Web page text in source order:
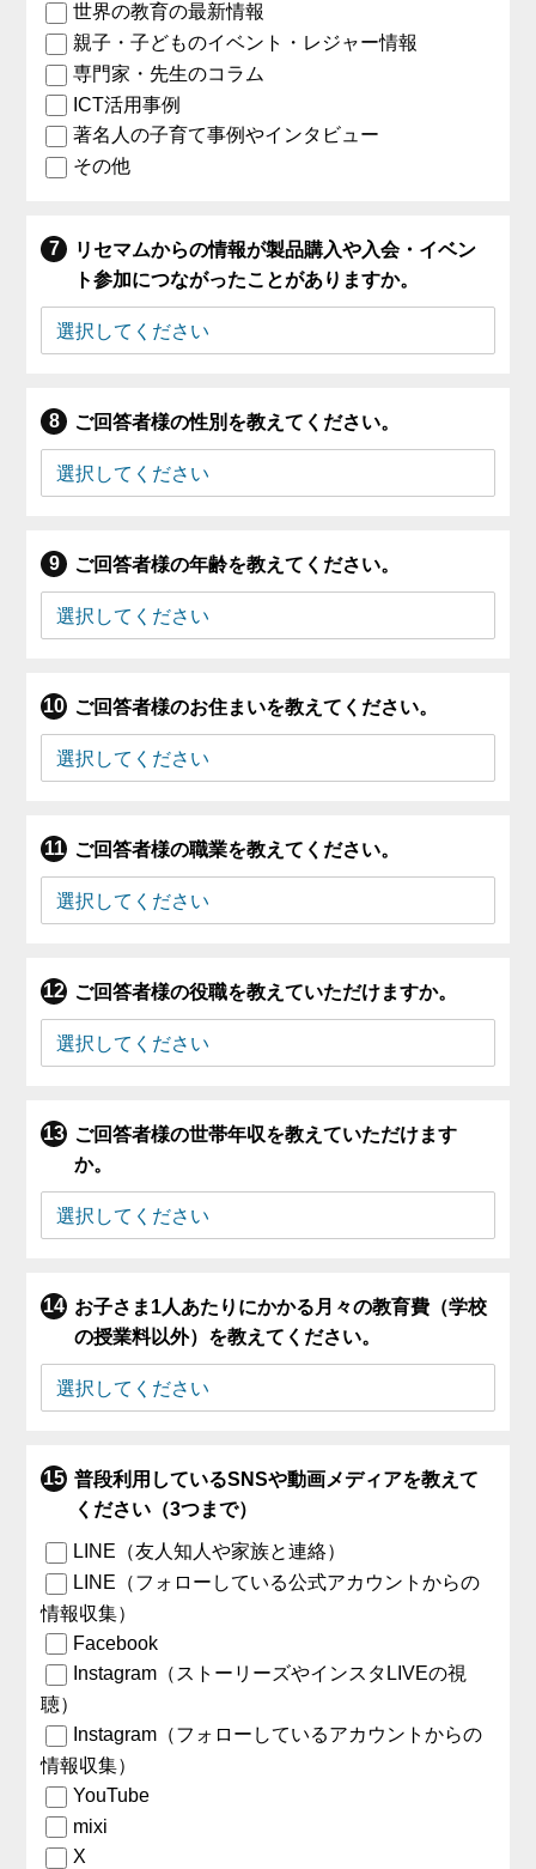
世界の教育の最新情報
親子・子どものイベント・レジャー情報
専門家・先生のコラム
ICT活用事例
著名人の子育て事例やインタビュー
その他
リセマムからの情報が製品購入や入会・イベン
ト参加につながったことがありますか。
ご回答者様の性別を教えてください。
ご回答者様の年齢を教えてください。
ご回答者様のお住まいを教えてください。
ご回答者様の職業を教えてください。
ご回答者様の役職を教えていただけますか。
ご回答者様の世帯年収を教えていただけます
か。
お子さま1人あたりにかかる月々の教育費（学校
の授業料以外）を教えてください。
普段利用しているSNSや動画メディアを教えて
ください（3つまで）
LINE（友人知人や家族と連絡）
LINE（フォローしている公式アカウントからの
情報収集）
Facebook
Instagram（ストーリーズやインスタLIVEの視
聴）
Instagram（フォローしているアカウントからの
情報収集）
YouTube
mixi
X